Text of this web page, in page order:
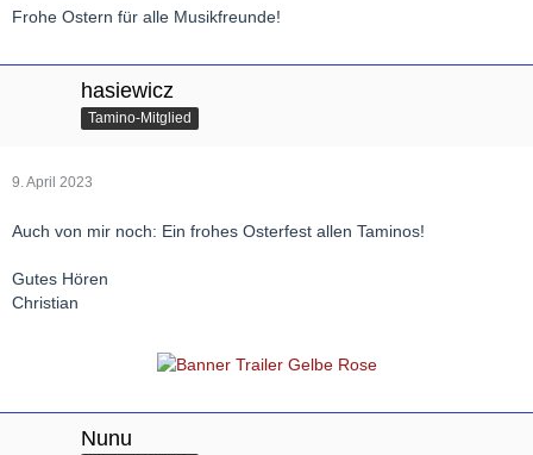
Frohe Ostern für alle Musikfreunde!
hasiewicz
Tamino-Mitglied
9. April 2023
Auch von mir noch: Ein frohes Osterfest allen Taminos!
Gutes Hören
Christian
Nunu